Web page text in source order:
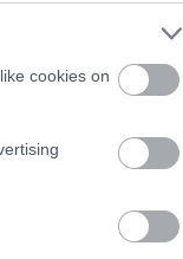
cookies on